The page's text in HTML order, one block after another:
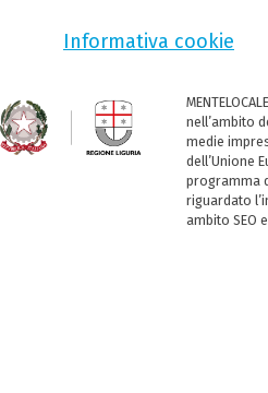
Informativa cookie
nell’ambito
medie
dell’Unione
programma
riguardato
ambito SEO